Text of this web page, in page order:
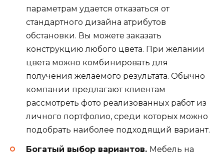
параметрам удается отказаться от
стандартного дизайна атрибутов
обстановки. Вы можете заказать
конструкцию любого цвета. При желании
цвета можно комбинировать для
получения желаемого результата. Обычно
компании предлагают клиентам
рассмотреть фото реализованных работ из
личного портфолио, среди которых можно
подобрать наиболее подходящий вариант.
Богатый выбор вариантов. Мебель на